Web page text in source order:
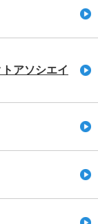
アソシエイ